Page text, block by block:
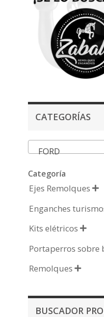
CATEGORÍAS
FORD
Categoría
Ejes Remolques 
Enganches
Kits elétricos 
Portaperros sobre
Remolques 
BUSCADOR